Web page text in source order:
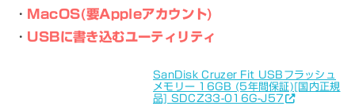
・ MacOS(要Appleアカウント)
・ USBに書き込むユーティリティ
SanDisk Cruzer Fit USBフラッシュ
メモリー 16GB (5年間保証)[国内正規
品] SDCZ33-016G-J57